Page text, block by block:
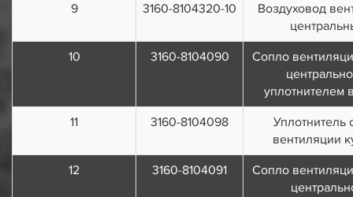
9
3160-8104320-10
Воздуховод
10
3160-8104090
Сопло
уплотнителем
11
3160-8104098
Уплотнитель
вентиляции
12
3160-8104091
Сопло